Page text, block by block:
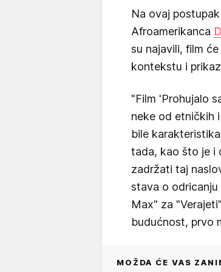
Na ovaj
Afroamerikanca
su najavili, film
kontekstu i
"Film 'Prohujalo
neke od etničkih
bile
tada, kao što je i
zadržati taj
stava o
Max" za
budućnost, prvo
MOŽDA ĆE VAS